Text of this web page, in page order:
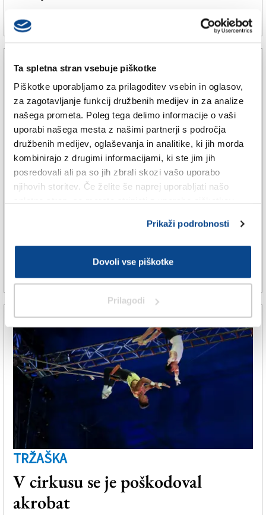
Ta spletna stran vsebuje piškotke
Piškotke uporabljamo za prilagoditev vsebin in oglasov,
za zagotavljanje funkcij družbenih medijev in za analize
našega prometa. Poleg tega delimo informacije o vaši
uporabi našega mesta z našimi partnerji s področja
družbenih medijev, oglaševanja in analitike, ki jih morda
kombinirajo z drugimi informacijami, ki ste jim jih
posredovali ali pa so jih zbrali skozi vašo uporabo
njihovih storitev. Če želite še naprej uporabljati našo
Prikaži podrobnosti
Dovoli vse piškotke
Prilagodi
BREDA PAHOR |
Vrača se Muja Buskers festival
SPLETNO UREDNIŠTVO |30. jun. 2025 | 18:29
TRŽAŠKA
V cirkusu se je poškodoval
akrobat